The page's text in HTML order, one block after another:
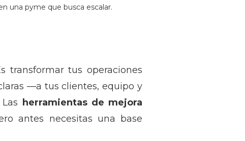
una pyme que busca escalar.
transformar tus operaciones
—a tus clientes, equipo y
herramientas de mejora
antes necesitas una base